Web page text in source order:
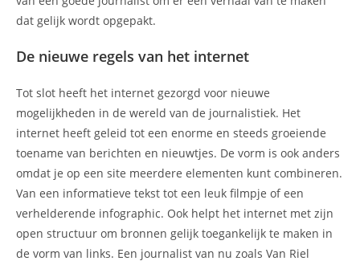
dat gelijk wordt opgepakt.
De nieuwe regels van het internet
Tot slot heeft het internet gezorgd voor nieuwe
mogelijkheden in de wereld van de journalistiek. Het
internet heeft geleid tot een enorme en steeds groeiende
toename van berichten en nieuwtjes. De vorm is ook anders
omdat je op een site meerdere elementen kunt combineren.
Van een informatieve tekst tot een leuk filmpje of een
verhelderende infographic. Ook helpt het internet met zijn
open structuur om bronnen gelijk toegankelijk te maken in
de vorm van links. Een journalist van nu zoals Van Riel